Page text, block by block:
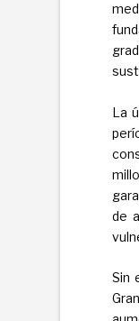
La
de
Sin